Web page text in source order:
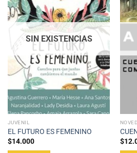
SIN EXISTENCIAS
JUVENIL
EL FUTURO ES FEMENINO
$14.000
$